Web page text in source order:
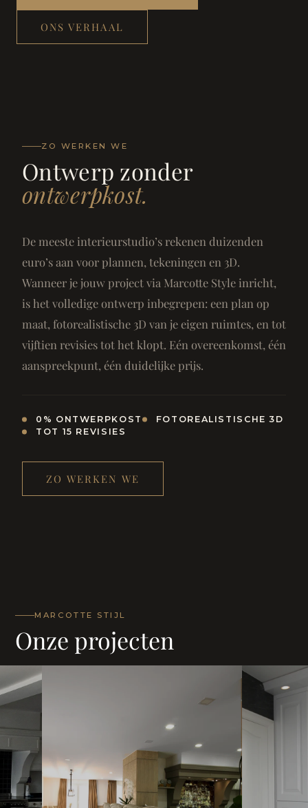
ONS VERHAAL
ZO WERKEN WE
Ontwerp zonder
ontwerpkost.
De meeste interieurstudio’s rekenen duizenden
euro’s aan voor plannen, tekeningen en 3D.
Wanneer je jouw project via Marcotte Style inricht,
is het volledige ontwerp inbegrepen: een plan op
maat, fotorealistische 3D van je eigen ruimtes, en tot
vijftien revisies tot het klopt. Eén overeenkomst, één
aanspreekpunt, één duidelijke prijs.
0% ONTWERPKOST
FOTOREALISTISCHE 3D
TOT 15 REVISIES
ZO WERKEN WE
MARCOTTE STIJL
Onze projecten